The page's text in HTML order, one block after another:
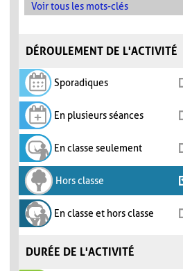
Voir tous les mots-clés
DÉROULEMENT DE L'ACTIVITÉ
Sporadiques
En plusieurs séances
En classe seulement
Hors classe
En classe et hors classe
DURÉE DE L'ACTIVITÉ